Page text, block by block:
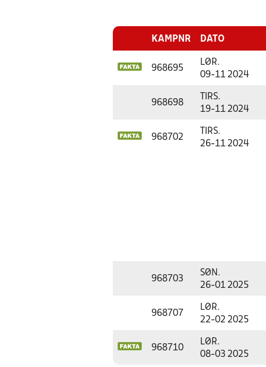
KAMPNR DATO
968695
LØR.
09-11 2024
968698
TIRS.
19-11 2024
968702
TIRS.
26-11 2024
968703
SØN.
26-01 2025
968707
LØR.
22-02 2025
968710
LØR.
08-03 2025